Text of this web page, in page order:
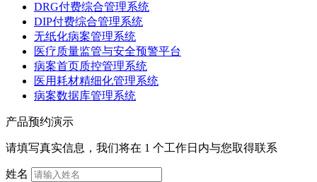
DRG付费综合管理系统
DIP付费综合管理系统
无纸化病案管理系统
医疗质量监管与安全预警平台
病案首页质控管理系统
医用耗材精细化管理系统
病案数据库管理系统
产品预约演示
请填写真实信息，我们将在 1 个工作日内与您取得联系
姓名